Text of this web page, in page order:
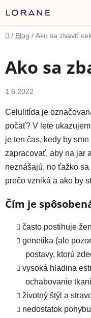
na
obsah
Domov
/ Blog / Ako sa zbaviť
Ako sa
1.6.2022
Celulitída je
počať? V lete
je ten čas, kedy by
zapracovať, aby na jar
neznášajú, no ťažko
prečo vzniká a ako by
Čím je
často postihuje
genetika (ale
postavy, ktorú
vysoká hladina
ochabovanie
životný štýl a
nedostatok pohybu